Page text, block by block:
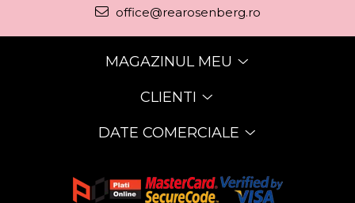
office@rearosenberg.ro
MAGAZINUL MEU
CLIENTI
DATE COMERCIALE